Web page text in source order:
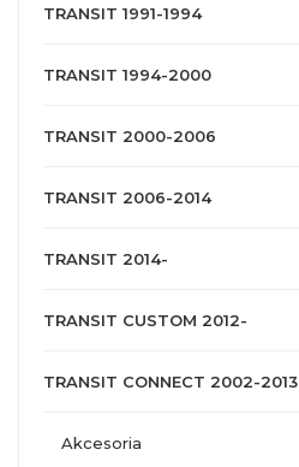
TRANSIT 1991-1994
TRANSIT 1994-2000
TRANSIT 2000-2006
TRANSIT 2006-2014
TRANSIT 2014-
TRANSIT CUSTOM 2012-
TRANSIT CONNECT 2002-2013
akcesoria